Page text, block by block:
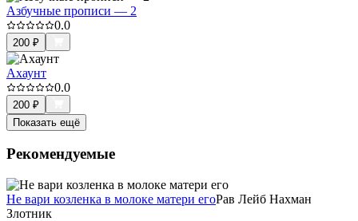
Азбучные прописи — 2
0.0
200 ₽
Ахаунт
0.0
200 ₽
Показать ещё
Рекомендуемые
Не вари козленка в молоке матери егоРав Лейб Нахман
Злотник